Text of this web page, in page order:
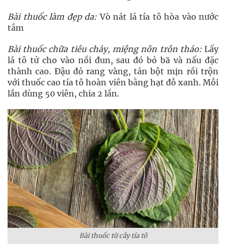
Bài thuốc làm đẹp da: Vò nát lá tía tô hòa vào nước
tắm
Bài thuốc chữa tiêu chảy, miệng nôn trôn tháo:Lấy
lá tô tử cho vào nồi đun, sau đó bỏ bã và nấu đặc
thành cao. Đậu đỏ rang vàng, tán bột mịn rồi trộn
với thuốc cao tía tô hoàn viên bằng hạt đỗ xanh. Mỗi
lần dùng 50 viên, chia 2 lần.
Bài thuốc từ cây tía tô